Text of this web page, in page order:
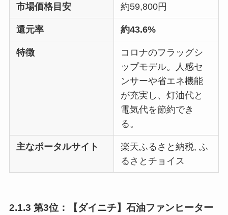
市場価格目安 約59,800円
還元率 約43.6%
特徴
コロナのフラッグシ
ップモデル。人感セ
ンサーや省エネ機能
が充実し、灯油代と
電気代を節約でき
る。
主なポータルサイト
楽天ふるさと納税, ふ
るさとチョイス
2.1.3 第3位：【ダイニチ】石油ファンヒーター